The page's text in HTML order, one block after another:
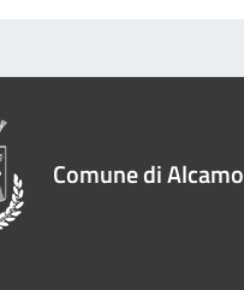
Comune di Alcamo